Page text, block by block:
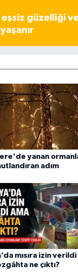
eşsiz güzelliği
yanan
adım
mısıra izin verildi
ne çıktı?